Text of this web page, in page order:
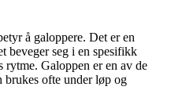
å galoppere. Det er en
beveger seg i en spesifikk
rytme. Galoppen er en av de
brukes ofte under løp og